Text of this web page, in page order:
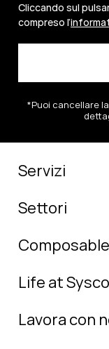
Cliccando sul
compreso l’
*Puoi cancellare
Servizi
Settori
Life at
Lavora con